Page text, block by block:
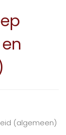
(algemeen)